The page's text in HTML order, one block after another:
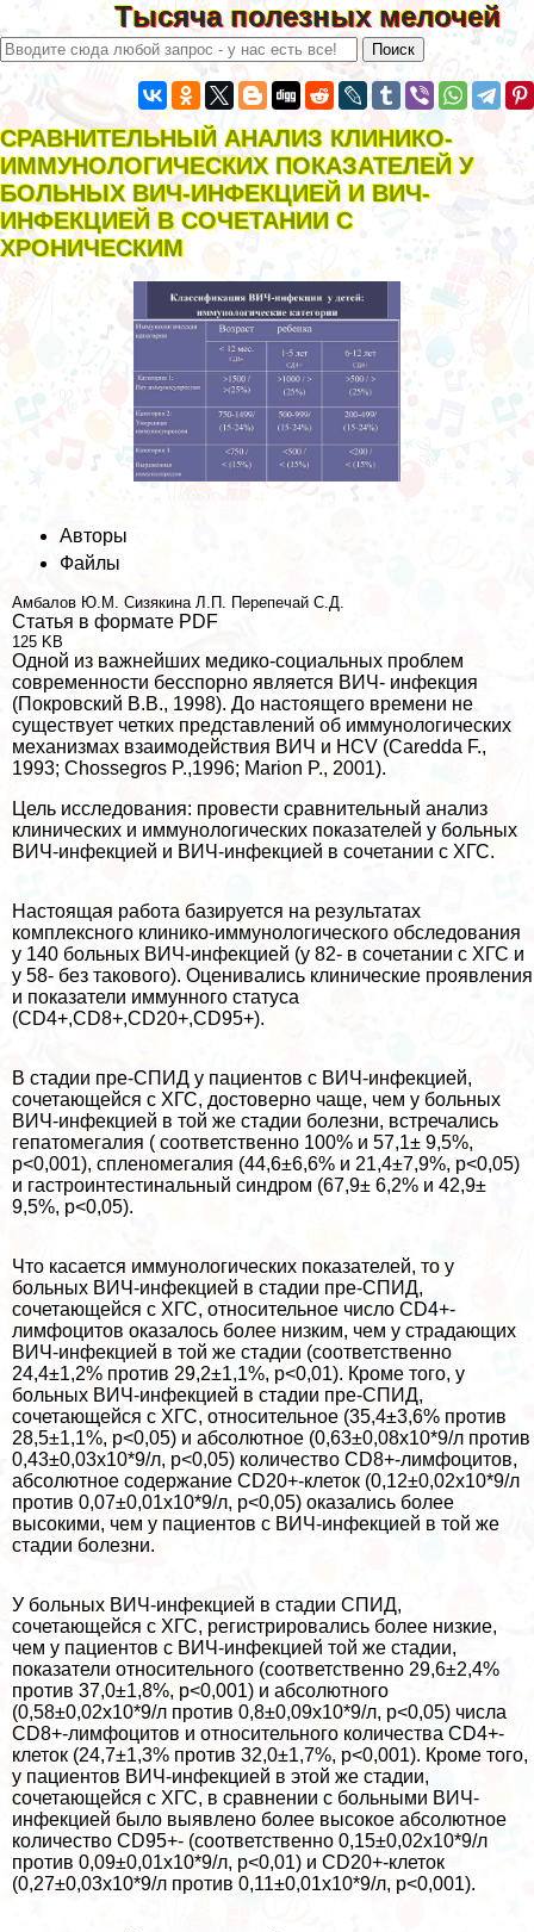
Тысяча полезных мелочей
СРАВНИТЕЛЬНЫЙ АНАЛИЗ КЛИНИКО-
ИММУНОЛОГИЧЕСКИХ ПОКАЗАТЕЛЕЙ У
БОЛЬНЫХ ВИЧ-ИНФЕКЦИЕЙ И ВИЧ-
ИНФЕКЦИЕЙ В СОЧЕТАНИИ С
ХРОНИЧЕСКИМ
Авторы
Файлы
Амбалов Ю.М. Сизякина Л.П. Перепечай С.Д.
Статья в формате PDF
125 KB
Одной из важнейших медико-социальных проблем
современности бесспopно является ВИЧ- инфекция
(Покровский В.В., 1998). До настоящего времени не
существует четких представлений об иммунологических
механизмах взаимодействия ВИЧ и HCV (Caredda F.,
1993; Chossegros P.,1996; Marion P., 2001).
Цель исследования: провести сравнительный анализ
клинических и иммунологических показателей у больных
ВИЧ-инфекцией и ВИЧ-инфекцией в сочетании с ХГС.
Настоящая работа базируется на результатах
комплексного клинико-иммунологического обследования
у 140 больных ВИЧ-инфекцией (у 82- в сочетании с ХГС и
у 58- без такового). Оценивались клинические проявления
и показатели иммунного статуса
(CD4+,CD8+,CD20+,CD95+).
В стадии пре-СПИД у пациентов с ВИЧ-инфекцией,
сочетающейся с ХГС, достоверно чаще, чем у больных
ВИЧ-инфекцией в той же стадии болезни, встречались
гепатомегалия ( соответственно 100% и 57,1± 9,5%,
р<0,001), спленомегалия (44,6±6,6% и 21,4±7,9%, р<0,05)
и гастроинтестинальный синдром (67,9± 6,2% и 42,9±
9,5%, р<0,05).
Что касается иммунологических показателей, то у
больных ВИЧ-инфекцией в стадии пре-СПИД,
сочетающейся с ХГС, относительное число CD4+-
лимфоцитов оказалось более низким, чем у страдающих
ВИЧ-инфекцией в той же стадии (соответственно
24,4±1,2% против 29,2±1,1%, p<0,01). Кроме того, у
больных ВИЧ-инфекцией в стадии пре-СПИД,
сочетающейся с ХГС, относительное (35,4±3,6% против
28,5±1,1%, p<0,05) и абсолютное (0,63±0,08х10*9/л против
0,43±0,03х10*9/л, p<0,05) количество CD8+-лимфоцитов,
абсолютное содержание СD20+-клеток (0,12±0,02х10*9/л
против 0,07±0,01х10*9/л, p<0,05) оказались более
высокими, чем у пациентов с ВИЧ-инфекцией в той же
стадии болезни.
У больных ВИЧ-инфекцией в стадии СПИД,
сочетающейся с ХГС, регистрировались более низкие,
чем у пациентов с ВИЧ-инфекцией той же стадии,
показатели относительного (соответственно 29,6±2,4%
против 37,0±1,8%, p<0,001) и абсолютного
(0,58±0,02х10*9/л против 0,8±0,09х10*9/л, p<0,05) числа
CD8+-лимфоцитов и относительного количества CD4+-
клеток (24,7±1,3% против 32,0±1,7%, p<0,001). Кроме того,
у пациентов ВИЧ-инфекцией в этой же стадии,
сочетающейся с ХГС, в сравнении с больными ВИЧ-
инфекцией было выявлено более высокое абсолютное
количество CD95+- (соответственно 0,15±0,02х10*9/л
против 0,09±0,01х10*9/л, p<0,01) и CD20+-клеток
(0,27±0,03х10*9/л против 0,11±0,01х10*9/л, p<0,001).